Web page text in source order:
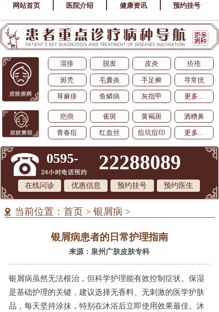
网站首页 医院介绍 健康资讯 预约挂号
湿疹 脱发 皮炎 疥疮
斑秃 毛囊炎 手足癣 寻常疣
荨麻疹 鱼鳞病 灰指甲 更多...
疤痕 雀斑 黄褐斑 酒糟鼻
青春痘 红血丝 痘坑痘印 更多...
0595- 22288089
在线问诊 优惠信息 预约挂号 预约医生
当前位置： 首页 > 银屑病 >
银屑病患者的日常护理指南
来源：泉州广肤皮肤专科
银屑病虽然无法根治，但科学护理能有效控制症状。保湿
是基础护理的关键，建议选择无香料、无刺激的医学护肤
品，每天坚持涂抹，特别在沐浴后立即使用效果最佳。沐